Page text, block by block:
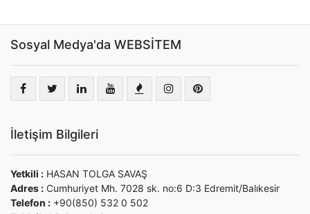
Sosyal Medya'da WEBSİTEM
İletişim Bilgileri
Yetkili : HASAN TOLGA SAVAŞ
Adres : Cumhuriyet Mh. 7028 sk. no:6 D:3 Edremit/Balıkesir
Telefon : +90(850) 532 0 502